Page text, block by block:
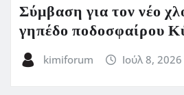
Σύμβαση για τον νέο
γηπέδο ποδοσφαίρου
kimiforum Ιούλ 8, 2026